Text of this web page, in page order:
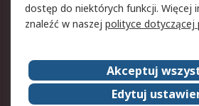
Zastrzeżenia prawne
O firmie RS
RS
dostęp do niektórych funkcji. Więcej
znaleźć w naszej polityce dotyczącej
Akceptuj
Edytuj